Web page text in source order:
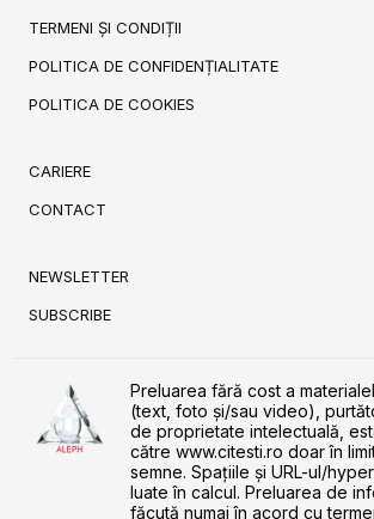
TERMENI ȘI CONDIȚII
POLITICA DE CONFIDENȚIALITATE
POLITICA DE COOKIES
CARIERE
CONTACT
NEWSLETTER
SUBSCRIBE
Preluarea fără cost a
(text, foto și/sau video),
de proprietate intelectuală,
către www.citesti.ro doar în
semne. Spaţiile şi URL-ul/
luate în calcul. Preluarea de
făcută numai în acord cu